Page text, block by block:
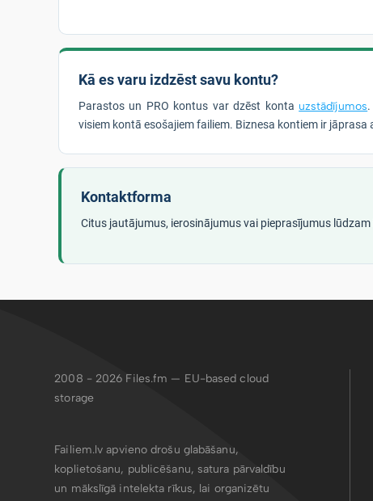
Kā es varu izdzēst savu kontu?
Parastos un PRO kontus var dzēst konta uzstādījumos
visiem kontā esošajiem failiem. Biznesa kontiem ir
Kontaktforma
Citus jautājumus, ierosinājumus vai pieprasījumus
2008 - 2026 Files.fm — EU-based cloud
storage
Failiem.lv apvieno drošu glabāšanu,
koplietošanu, publicēšanu, satura pārvaldību
un mākslīgā intelekta rīkus, lai organizētu